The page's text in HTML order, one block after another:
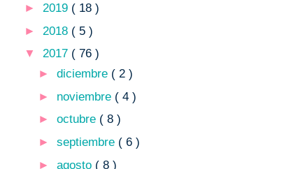
► 2019 ( 18 )
► 2018 ( 5 )
▼ 2017 ( 76 )
►diciembre ( 2 )
► noviembre ( 4 )
►octubre ( 8 )
►septiembre ( 6 )
►agosto ( 8 )